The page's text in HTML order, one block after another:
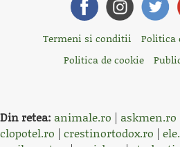
Termeni si conditii
Politica
Politica de cookie
Din retea: animale.ro | askmen.ro
clopotel.ro | crestinortodox.ro |